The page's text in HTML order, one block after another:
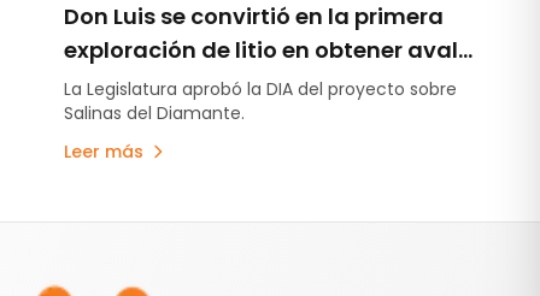
Don Luis se convirtió en la primera
exploración de litio en obtener aval
legislativo bajo la Ley 7.722 en
Mendoza
La Legislatura aprobó la DIA del proyecto sobre
Salinas del Diamante.
Leer más